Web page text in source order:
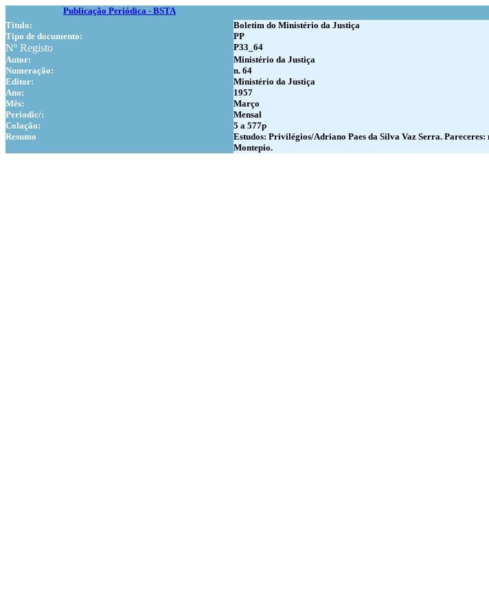
Publicação Periódica - BSTA
Titulo:
Boletim do Ministério da Justiça
Tipo de documento:
PP
Nº Registo
P33_64
Autor:
Ministério da Justiça
Numeração:
n. 64
Editor:
Ministério da Justiça
Ano:
1957
Mês:
Março
Periodic/:
Mensal
Colação:
5 a 577p
Resumo
Estudos: Privilégios/Adriano Paes da Silva Vaz Serra. Pareceres:
Montepio.